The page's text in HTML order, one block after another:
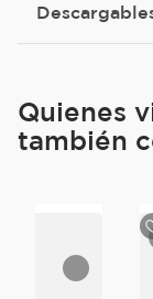
Quienes
también